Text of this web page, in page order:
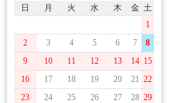
日
月 火 水 木 金 土
1
2
3 4 5 6 7
8
9
10 11 12 13 14 15
16
17 18 19 20 21 22
23
24 25 26 27 28 29